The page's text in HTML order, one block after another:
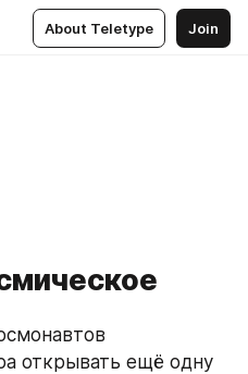
About Teletype Join
открывать ещё одну